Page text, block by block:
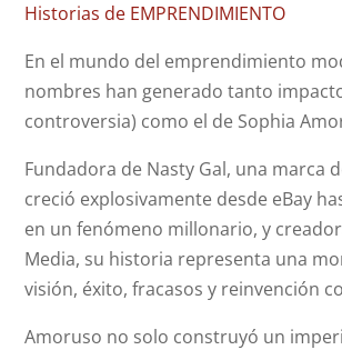
Historias de EMPRENDIMIENTO
En el mundo del emprendimiento
nombres han generado tanto
controversia) como el de Sophia
Fundadora de Nasty Gal, una marca
creció explosivamente desde eBay
en un fenómeno millonario, y
Media, su historia representa una
visión, éxito, fracasos y reinvención
Amoruso no solo construyó un